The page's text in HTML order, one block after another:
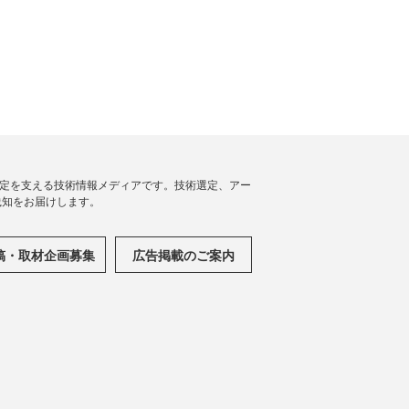
を支える技術情報メディアです。技術選定、アー
をお届けします。
・取材企画募集 広告掲載のご案内